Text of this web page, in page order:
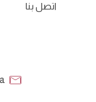
اتصل بنا